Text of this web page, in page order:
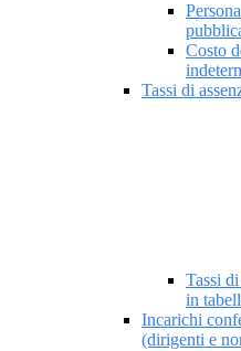
Costo
Tassi di
Tassi
in
Incarichi
(dirigenti e